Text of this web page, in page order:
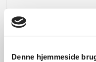
Denne hjemmeside